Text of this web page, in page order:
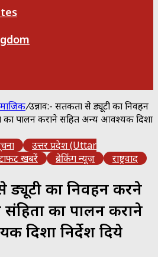
/उन्नाव:- सतर्कता से ड्यूटी का निर्वहन
पालन कराने सहित अन्य आवश्यक दिशा
उत्तर प्रदेश (Uttar
खबरें ब्रेकिंग न्यूज़ राष्ट्रवाद
ड्यूटी का निर्वहन करने
का पालन कराने
दिशा निर्देश दिये